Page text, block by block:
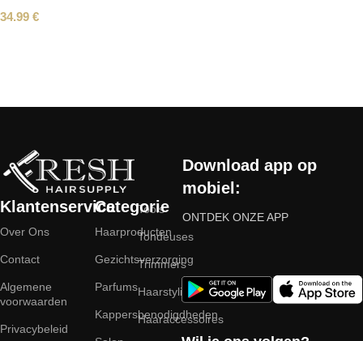
34.99 €
Klantenservice
Over Ons
Contact
Algemene
voorwaarden
Privacybeleid
Categorie
Haarproducten
Gezichtsverzorging
Parfums
Kappersbenodigdheden
Tools
Tondeuses
Trimmers
Haarstyling
Haaraccessoires
Download app op
mobiel:
ONTDEK ONZE APP